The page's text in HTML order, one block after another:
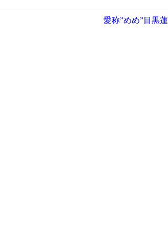
愛称”めめ”目黒蓮